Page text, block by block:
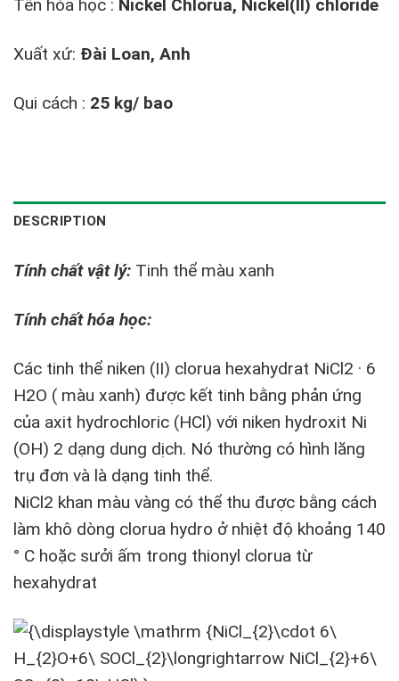
Tên hóa học : Nickel Chlorua, Nickel(II) chloride
Xuất xứ: Đài Loan, Anh
Qui cách : 25 kg/ bao
DESCRIPTION
Tính chất vật lý: Tinh thể màu xanh
Tính chất hóa học:
Các tinh thể niken (II) clorua hexahydrat NiCl2 · 6
H2O ( màu xanh) được kết tinh bằng phản ứng
của axit hydrochloric (HCl) với niken hydroxit Ni
(OH) 2 dạng dung dịch. Nó thường có hình lăng
trụ đơn và là dạng tinh thể.
NiCl2 khan màu vàng có thể thu được bằng cách
làm khô dòng clorua hydro ở nhiệt độ khoảng 140
° C hoặc sưởi ấm trong thionyl clorua từ
hexahydrat